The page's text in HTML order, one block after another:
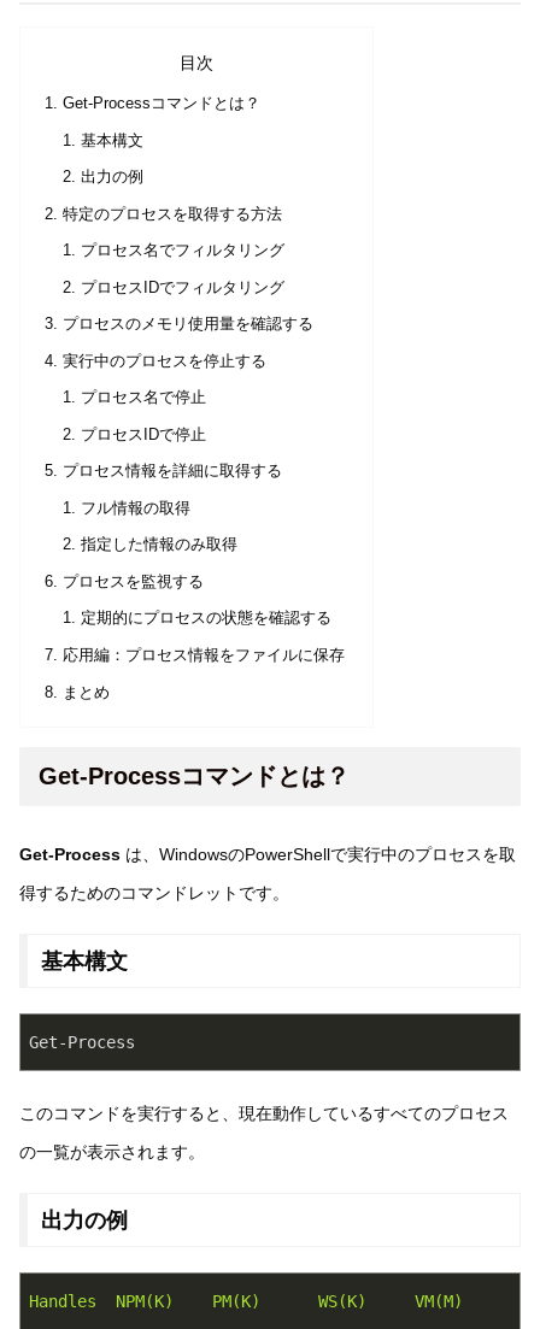
目次
Get-Processコマンドとは？
基本構文
出力の例
特定のプロセスを取得する方法
プロセス名でフィルタリング
プロセスIDでフィルタリング
プロセスのメモリ使用量を確認する
実行中のプロセスを停止する
プロセス名で停止
プロセスIDで停止
プロセス情報を詳細に取得する
フル情報の取得
指定した情報のみ取得
プロセスを監視する
定期的にプロセスの状態を確認する
応用編：プロセス情報をファイルに保存
まとめ
Get-Processコマンドとは？
Get-Process は、WindowsのPowerShellで実行中のプロセスを取
得するためのコマンドレットです。
基本構文
Get-Process
このコマンドを実行すると、現在動作しているすべてのプロセス
の一覧が表示されます。
出力の例
Handles NPM(K) PM(K) WS(K)
VM(M)